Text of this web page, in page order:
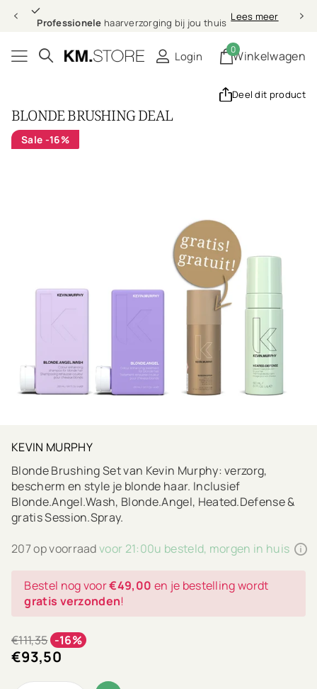
Professionele haarverzorging bij jou thuis Lees meer
Login Winkelwagen
0
Deel dit product
BLONDE BRUSHING DEAL
Sale -16%
KEVIN MURPHY
Blonde Brushing Set van Kevin Murphy: verzorg,
bescherm en style je blonde haar. Inclusief
Blonde.Angel.Wash, Blonde.Angel, Heated.Defense &
gratis Session.Spray.
207 op voorraadvoor 21:00u besteld, morgen in huis
Bestel nog voor€49,00 en je bestelling wordt
gratis verzonden!
€111,35 -16%
€93,50